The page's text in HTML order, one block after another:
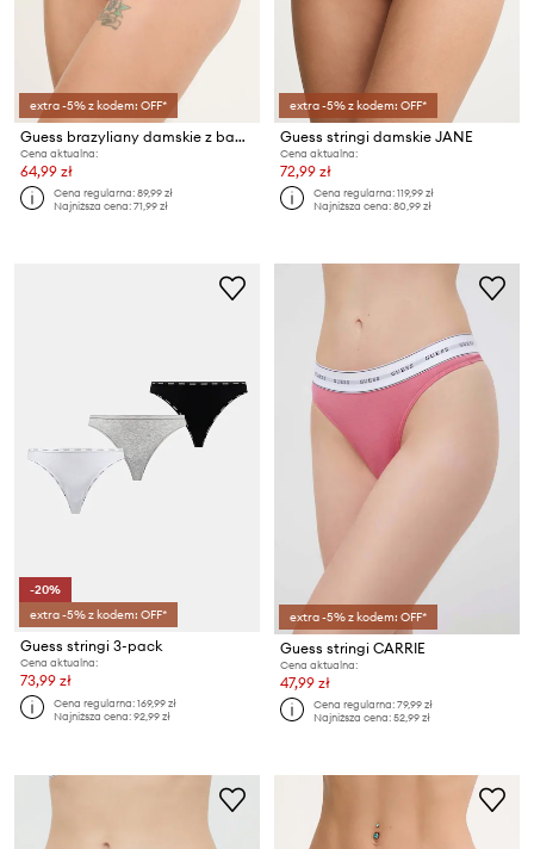
extra -5% z kodem: OFF*
Guess brazyliany damskie z bawełną MARIKA
Cena aktualna:
64,99 zł
Cena regularna:89,99 zł
Najniższa cena:71,99 zł
extra -5% z kodem: OFF*
Guess stringi damskie JANE
Cena aktualna:
72,99 zł
Cena regularna:119,99 zł
Najniższa cena:80,99 zł
-20%
extra -5% z kodem: OFF*
Guess stringi 3-pack
Cena aktualna:
73,99 zł
Cena regularna:169,99 zł
Najniższa cena:92,99 zł
extra -5% z kodem: OFF*
Guess stringi CARRIE
Cena aktualna:
47,99 zł
Cena regularna:79,99 zł
Najniższa cena:52,99 zł